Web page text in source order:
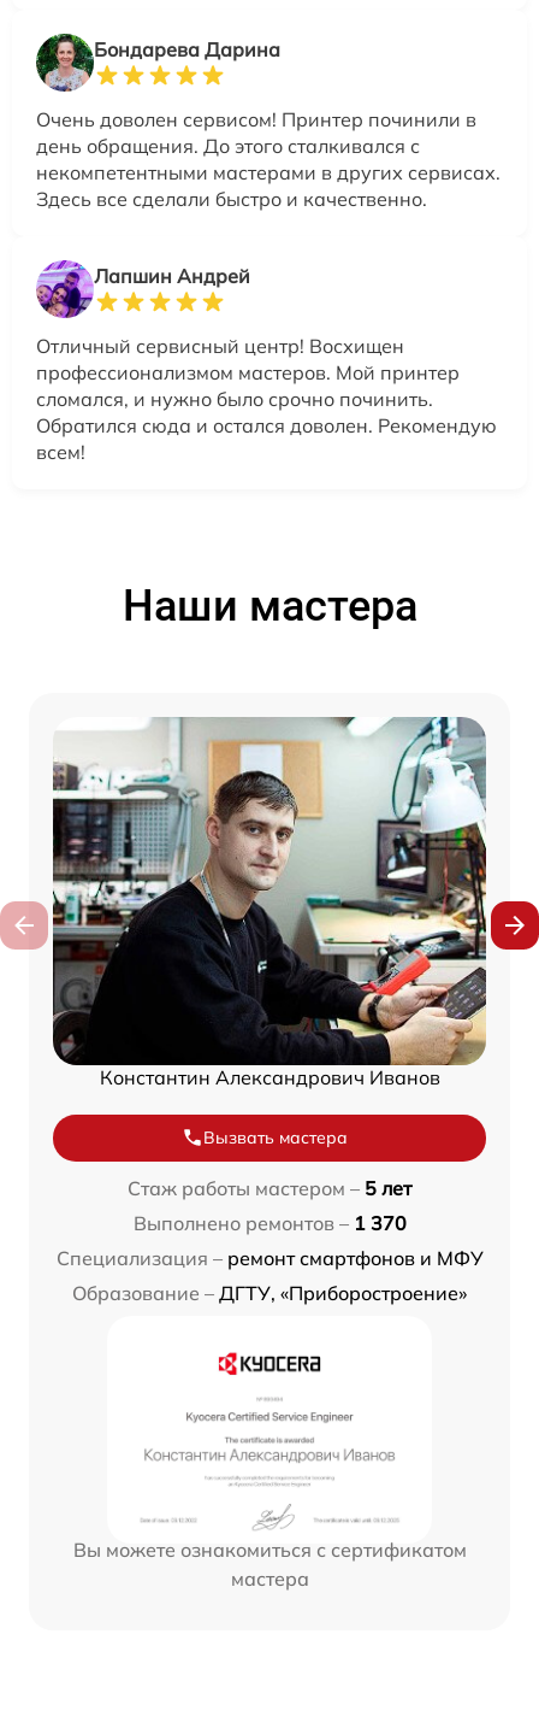
Бондарева Дарина
Очень доволен сервисом! Принтер починили в
день обращения. До этого сталкивался с
некомпетентными мастерами в других сервисах.
Здесь все сделали быстро и качественно.
Лапшин Андрей
Отличный сервисный центр! Восхищен
профессионализмом мастеров. Мой принтер
сломался, и нужно было срочно починить.
Обратился сюда и остался доволен. Рекомендую
всем!
Наши мастера
Константин Александрович Иванов
Вызвать мастера
Стаж работы мастером – 5 лет
Выполнено ремонтов – 1 370
Специализация – ремонт смартфонов и МФУ
Образование – ДГТУ, «Приборостроение»
Вы можете ознакомиться с сертификатом
мастера